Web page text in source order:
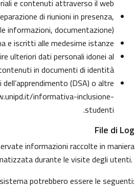
e contenuti attraverso il web;
di riunioni in presenza,
informazioni, documentazione);
e iscritti alle medesime istanze;
ulteriori dati personali idonei al
in documenti di identità;
(DSA) o altre
informativa-inclusione-
studenti
.
File di Log
informazioni raccolte in maniera
durante le visite degli utenti.
potrebbero essere le seguenti: